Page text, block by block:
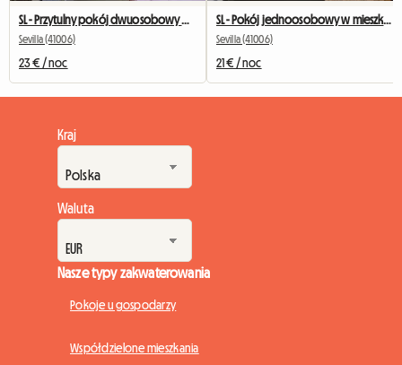
Sevilla (41006)
23 € / noc
SL - Pokój jednoosobowy w mieszkaniu współdzielonym (La Plata)
Sevilla (41006)
21 € / noc
Kraj
Waluta
Nasze typy zakwaterowania
Pokoje u gospodarzy
Współdzielone mieszkania